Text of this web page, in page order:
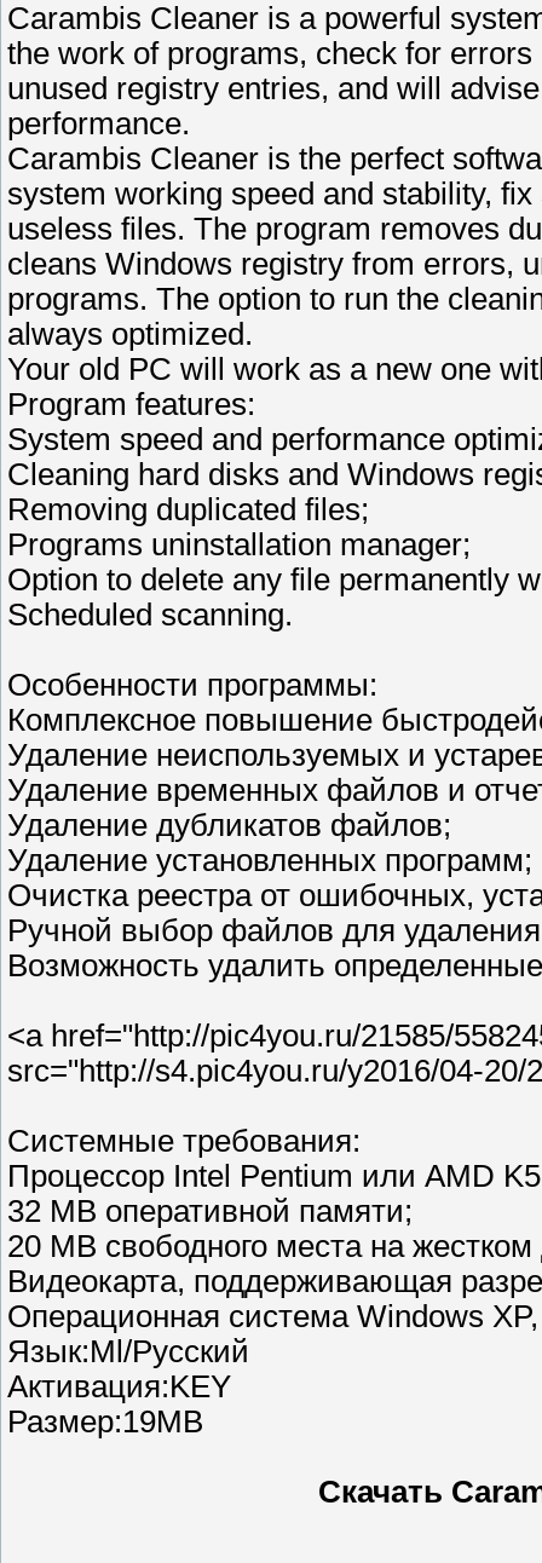
Carambis Cleaner is a powerful
the work of programs, check for
unused registry entries, and will
performance.
Carambis Cleaner is the perfect
system working speed and stability,
useless files. The program removes
cleans Windows registry from errors,
programs. The option to run the
always optimized.
Your old PC will work as a new one
Program features:
System speed and performance
Cleaning hard disks and Windows
Removing duplicated files;
Programs uninstallation manager;
Option to delete any file permanently
Scheduled scanning.
Особенности программы:
Комплексное повышение
Удаление неиспользуемых и
Удаление временных файлов и
Удаление дубликатов файлов;
Удаление установленных программ;
Очистка реестра от ошибочных,
Ручной выбор файлов для
Возможность удалить
<a href="http://pic4you.ru/21585/
src="http://s4.pic4you.ru/y2016/04-
Системные требования:
Процессор Intel Pentium или AMD
32 MB оперативной памяти;
20 MB свободного места на жестком
Видеокарта, поддерживающая
Операционная система Windows
Язык:Ml/Русский
Активация:KEY
Размер:19MB
Скачать